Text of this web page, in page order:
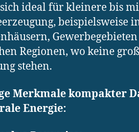
ideal für kleinere bis
beispielsweise
Regionen, wo keine
stehen.
Merkmale kompakter
Energie: